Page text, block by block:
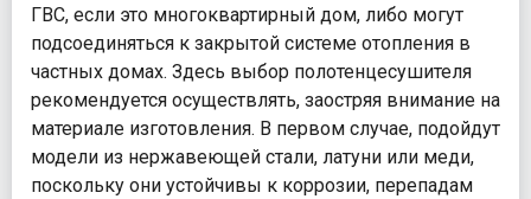
ГВС, если это многоквартирный дом, либо могут
подсоединяться к закрытой системе отопления в
частных домах. Здесь выбор полотенцесушителя
рекомендуется осуществлять, заостряя внимание на
материале изготовления. В первом случае, подойдут
модели из нержавеющей стали, латуни или меди,
поскольку они устойчивы к коррозии, перепадам